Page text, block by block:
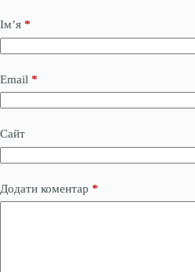
Ім’я *
Email *
Сайт
Додати коментар *